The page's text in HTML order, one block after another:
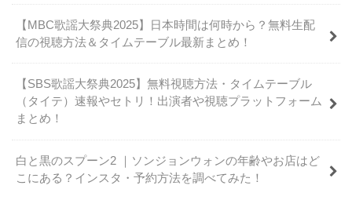
【MBC歌謡大祭典2025】日本時間は何時から？無料生配
信の視聴方法＆タイムテーブル最新まとめ！
【SBS歌謡大祭典2025】無料視聴方法・タイムテーブル
（タイテ）速報やセトリ！出演者や視聴プラットフォーム
まとめ！
白と黒のスプーン2 ｜ソンジョンウォンの年齢やお店はど
こにある？インスタ・予約方法を調べてみた！